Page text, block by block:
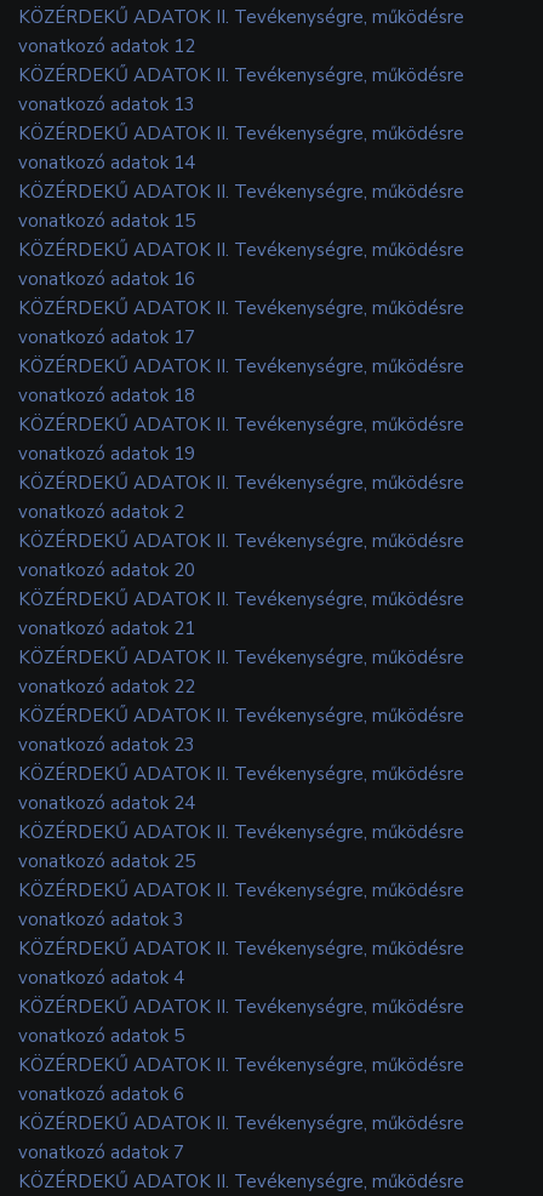
KÖZÉRDEKŰ ADATOK II. Tevékenységre, működésre
vonatkozó adatok 12
KÖZÉRDEKŰ ADATOK II. Tevékenységre, működésre
vonatkozó adatok 13
KÖZÉRDEKŰ ADATOK II. Tevékenységre, működésre
vonatkozó adatok 14
KÖZÉRDEKŰ ADATOK II. Tevékenységre, működésre
vonatkozó adatok 15
KÖZÉRDEKŰ ADATOK II. Tevékenységre, működésre
vonatkozó adatok 16
KÖZÉRDEKŰ ADATOK II. Tevékenységre, működésre
vonatkozó adatok 17
KÖZÉRDEKŰ ADATOK II. Tevékenységre, működésre
vonatkozó adatok 18
KÖZÉRDEKŰ ADATOK II. Tevékenységre, működésre
vonatkozó adatok 19
KÖZÉRDEKŰ ADATOK II. Tevékenységre, működésre
vonatkozó adatok 2
KÖZÉRDEKŰ ADATOK II. Tevékenységre, működésre
vonatkozó adatok 20
KÖZÉRDEKŰ ADATOK II. Tevékenységre, működésre
vonatkozó adatok 21
KÖZÉRDEKŰ ADATOK II. Tevékenységre, működésre
vonatkozó adatok 22
KÖZÉRDEKŰ ADATOK II. Tevékenységre, működésre
vonatkozó adatok 23
KÖZÉRDEKŰ ADATOK II. Tevékenységre, működésre
vonatkozó adatok 24
KÖZÉRDEKŰ ADATOK II. Tevékenységre, működésre
vonatkozó adatok 25
KÖZÉRDEKŰ ADATOK II. Tevékenységre, működésre
vonatkozó adatok 3
KÖZÉRDEKŰ ADATOK II. Tevékenységre, működésre
vonatkozó adatok 4
KÖZÉRDEKŰ ADATOK II. Tevékenységre, működésre
vonatkozó adatok 5
KÖZÉRDEKŰ ADATOK II. Tevékenységre, működésre
vonatkozó adatok 6
KÖZÉRDEKŰ ADATOK II. Tevékenységre, működésre
vonatkozó adatok 7
KÖZÉRDEKŰ ADATOK II. Tevékenységre, működésre